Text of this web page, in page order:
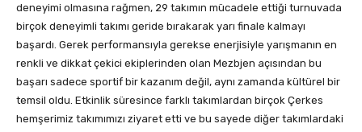
deneyimi olmasına rağmen, 29 takımın mücadele ettiği turnuvada
birçok deneyimli takımı geride bırakarak yarı finale kalmayı
başardı. Gerek performansıyla gerekse enerjisiyle yarışmanın en
renkli ve dikkat çekici ekiplerinden olan Mezbjen açısından bu
başarı sadece sportif bir kazanım değil, aynı zamanda kültürel bir
temsil oldu. Etkinlik süresince farklı takımlardan birçok Çerkes
hemşerimiz takımımızı ziyaret etti ve bu sayede diğer takımlardaki